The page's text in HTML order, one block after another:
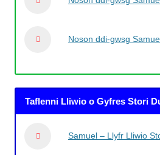
Noson ddi-gwsg
Taflenni Lliwio o Gyfres Stori
Samuel – Llyfr Lliwio